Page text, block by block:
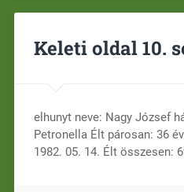
Keleti oldal 10.
elhunyt neve: Nagy József
Petronella Élt párosan: 36
1982. 05. 14. Élt összesen: